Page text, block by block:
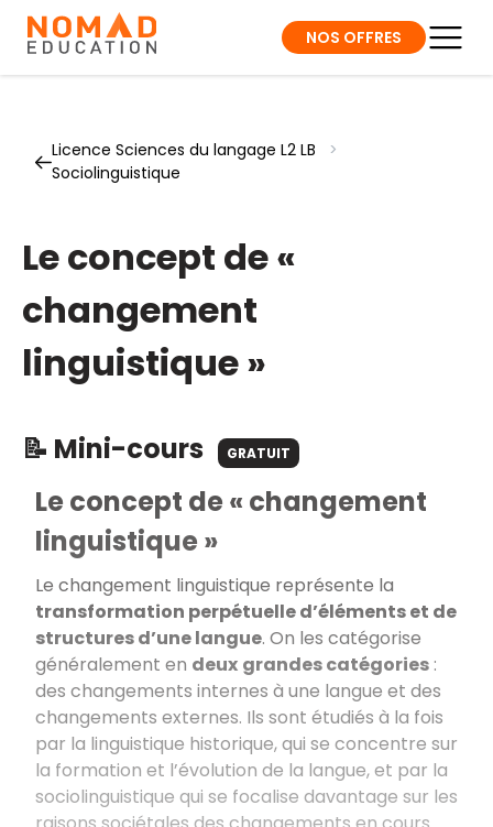
NOS OFFRES
Licence Sciences du langage L2 LB
>
Sociolinguistique
Le concept de «
changement
linguistique »
📝 Mini-cours GRATUIT
Le concept de « changement
linguistique »
Le changement linguistique représente la
transformation perpétuelle d’éléments et de
structures d’une langue. On les catégorise
généralement en deux grandes catégories :
des changements internes à une langue et des
changements externes. Ils sont étudiés à la fois
par la linguistique historique, qui se concentre sur
la formation et l’évolution de la langue, et par la
sociolinguistique qui se focalise davantage sur les